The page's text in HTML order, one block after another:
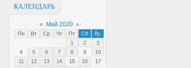
КАЛЕНДАРЬ
« Май 2020 »
Пн Вт Ср Чт Пт Сб
Вс
1
2
3
4
5 6 7 8 9
10
11
12 13 14 15 16
17